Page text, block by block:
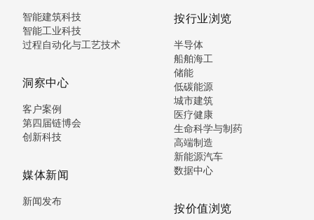
智能建筑科技
智能工业科技
过程自动化与工艺技术
洞察中心
客户案例
第四届链博会
创新科技
媒体新闻
新闻发布
按行业浏览
半导体
船舶海工
储能
低碳能源
城市建筑
医疗健康
生命科学与制药
高端制造
新能源汽车
数据中心
按价值浏览